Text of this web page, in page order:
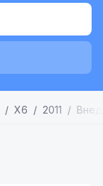
X6 2011